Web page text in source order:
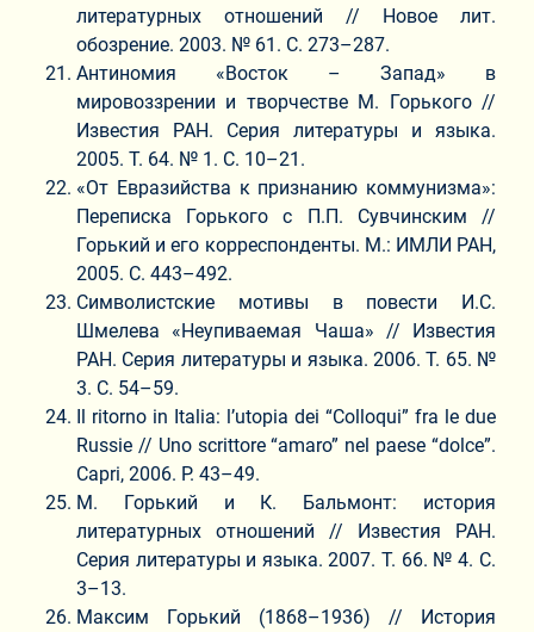
литературных отношений // Новое лит.
обозрение. 2003. № 61. С. 273–287.
Антиномия «Восток – Запад» в
мировоззрении и творчестве М. Горького //
Известия РАН. Серия литературы и языка.
2005. Т. 64. № 1. С. 10–21.
«От Евразийства к признанию коммунизма»:
Переписка Горького с П.П. Сувчинским //
Горький и его корреспонденты. М.: ИМЛИ РАН,
2005. С. 443–492.
Символистские мотивы в повести И.С.
Шмелева «Неупиваемая Чаша» // Известия
РАН. Серия литературы и языка. 2006. Т. 65. №
3. С. 54–59.
Il ritorno in Italia: l’utopia dei “Colloqui” fra le due
Russie // Uno scrittore “amaro” nel paese “dolce”.
Capri, 2006. P. 43–49.
М. Горький и К. Бальмонт: история
литературных отношений // Известия РАН.
Серия литературы и языка. 2007. Т. 66. № 4. С.
3–13.
Максим Горький (1868–1936) // История